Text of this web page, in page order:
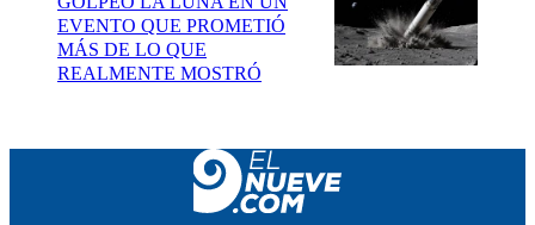
EVENTO QUE PROMETIÓ
MÁS DE LO QUE
REALMENTE MOSTRÓ